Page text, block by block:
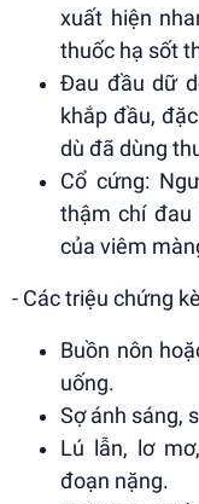
xuất hiện
thuốc hạ sốt
Đau đầu dữ
khắp đầu,
dù đã dùng
Cổ cứng:
thậm chí đau
của viêm
- Các triệu chứng
Buồn nôn
uống.
Sợ ánh sáng,
Lú lẫn, lơ
đoạn nặng.